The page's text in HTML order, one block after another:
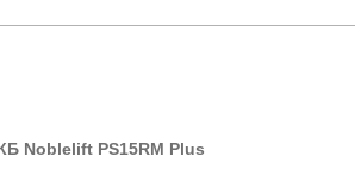
Noblelift PS15RM Plus